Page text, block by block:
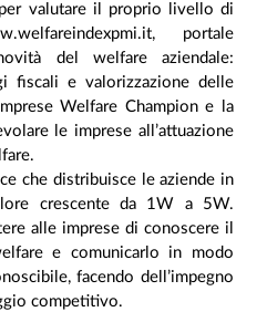
valutare il proprio livello di
portale
del welfare aziendale:
fiscali e valorizzazione delle
Welfare Champion e la
le imprese all’attuazione
che distribuisce le aziende in
crescente da 1W a 5W.
alle imprese di conoscere il
e comunicarlo in modo
facendo dell’impegno
competitivo.